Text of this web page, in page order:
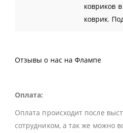
ковриков
коврик,
Отзывы о нас на Флампе
Оплата:
Оплата происходит после
сотрудником, а так же можно